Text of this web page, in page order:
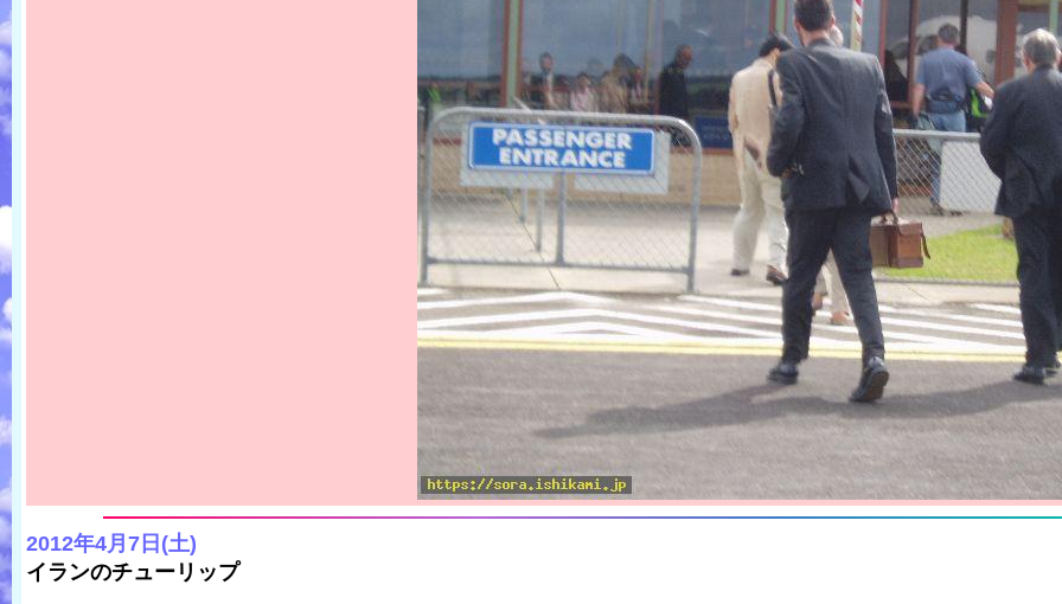
2012年4月7日(土)
イランのチューリップ